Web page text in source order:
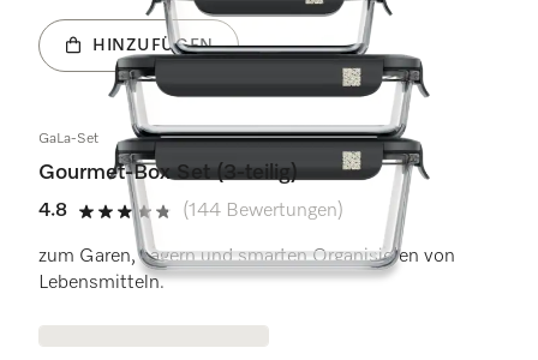
HINZUFÜGEN
GaLa-Set
Gourmet-Box Set (3-teilig)
4.8
4.8 von 5 Sternen
(144 Bewertungen)
zum Garen, Lagern und smarten Organisieren von
Lebensmitteln.